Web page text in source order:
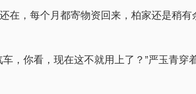
在，每个月都寄物资回来，柏家还是稍
，你看，现在这不就用上了？”严玉青